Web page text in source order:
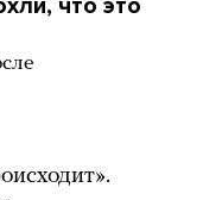
что это